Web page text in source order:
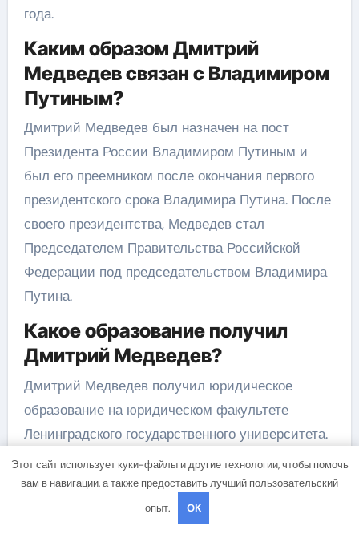
года.
Каким образом Дмитрий
Медведев связан с Владимиром
Путиным?
Дмитрий Медведев был назначен на пост
Президента России Владимиром Путиным и
был его преемником после окончания первого
президентского срока Владимира Путина. После
своего президентства, Медведев стал
Председателем Правительства Российской
Федерации под председательством Владимира
Путина.
Какое образование получил
Дмитрий Медведев?
Дмитрий Медведев получил юридическое
образование на юридическом факультете
Ленинградского государственного университета.
В дальнейшем, он получил степень кандидата
юридических наук и был профессором.
Каковы основные факты из
Этот сайт использует куки-файлы и другие технологии, чтобы помочь
вам в навигации, а также предоставить лучший пользовательский
опыт.
OK